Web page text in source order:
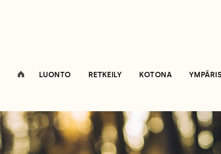
LUONTO RETKEILY KOTONA